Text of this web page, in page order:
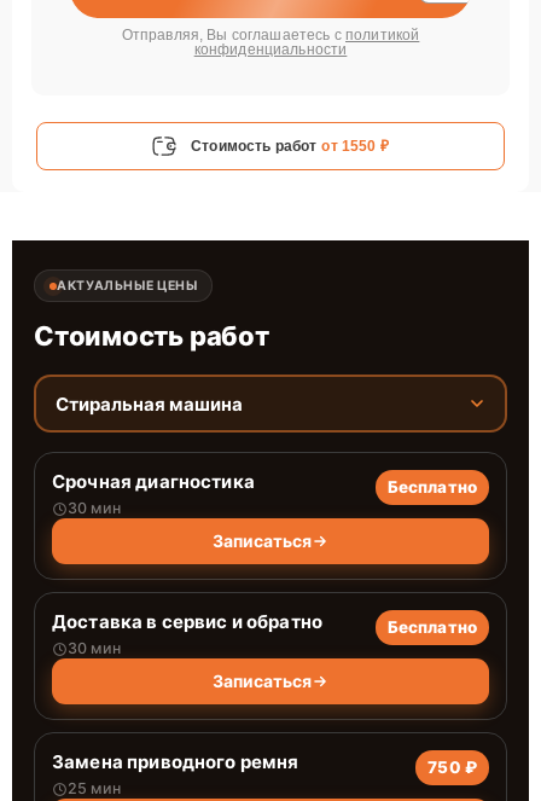
Отправляя, Вы соглашаетесь с политикой
конфиденциальности
Стоимость работ от 1550 ₽
АКТУАЛЬНЫЕ ЦЕНЫ
Стоимость работ
Стиральная машина
Срочная диагностика
30 мин
Бесплатно
Записаться
Доставка в сервис и обратно
30 мин
Бесплатно
Записаться
Замена приводного ремня
25 мин
750 ₽